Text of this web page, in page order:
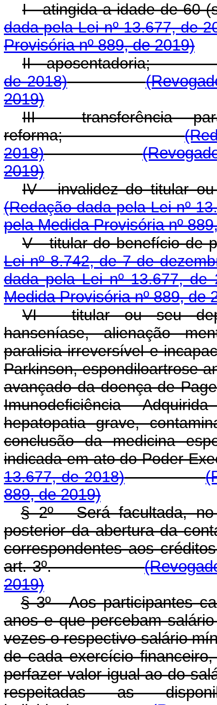
I - atingida a idade
dada pela Lei nº 13.677, de
Provisória nº 889, de 2019)
II -
de 2018)
2019)
III - transferência
reforma;
2018)
2019)
IV - invalidez do
(Redação dada pela Lei nº
pela Medida Provisória nº
V - titular do benefício de
Lei nº 8.742, de 7 de
dada pela Lei nº 13.677, de
Medida Provisória nº 889, de
VI - titular ou seu
hanseníase, alienação
paralisia irreversível e
Parkinson, espondiloartrose
avançado da doença de
Imunodeficiência
hepatopatia grave,
conclusão da medicina
indicada em ato do
13.677, de 2018)
889, de 2019)
§ 2º - Será facultada,
posterior da abertura da
correspondentes aos
art. 3º.
2019)
§ 3º - Aos participantes
anos e que percebam
vezes o respectivo salário
de cada exercício
perfazer valor igual ao do
respeitadas as